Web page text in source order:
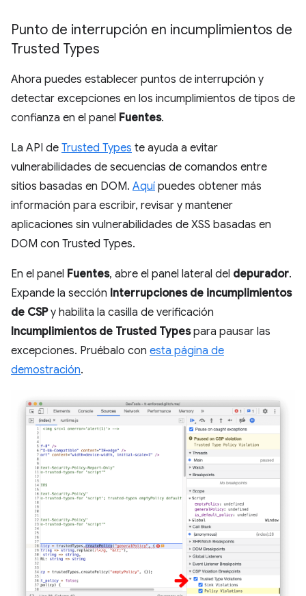
Punto de interrupción en incumplimientos de
Trusted Types
Ahora puedes establecer puntos de interrupción y
detectar excepciones en los incumplimientos de tipos de
confianza en el panel Fuentes.
La API de Trusted Types te ayuda a evitar
vulnerabilidades de secuencias de comandos entre
sitios basadas en DOM. Aquí puedes obtener más
información para escribir, revisar y mantener
aplicaciones sin vulnerabilidades de XSS basadas en
DOM con Trusted Types.
En el panel Fuentes, abre el panel lateral del depurador.
Expande la sección Interrupciones de incumplimientos
de CSPy habilita la casilla de verificación
Incumplimientos de Trusted Typespara pausar las
excepciones. Pruébalo con esta página de
demostración.